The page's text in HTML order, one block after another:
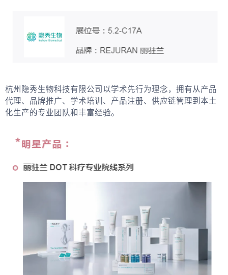
杭州隐秀生物科技有限公司以学术先行为理念，拥有从产品
代理、品牌推广、学术培训、产品注册、供应链管理到本土
化生产的专业团队和丰富经验。